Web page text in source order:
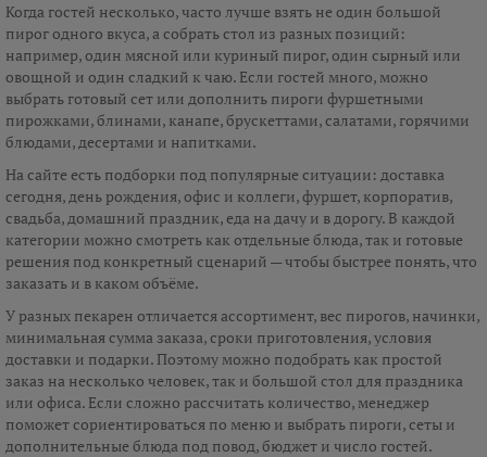
Когда гостей несколько, часто лучше взять не один большой
пирог одного вкуса, а собрать стол из разных позиций:
например, один мясной или куриный пирог, один сырный или
овощной и один сладкий к чаю. Если гостей много, можно
выбрать готовый сет или дополнить пироги фуршетными
пирожками, блинами, канапе, брускеттами, салатами, горячими
блюдами, десертами и напитками.
На сайте есть подборки под популярные ситуации: доставка
сегодня, день рождения, офис и коллеги, фуршет, корпоратив,
свадьба, домашний праздник, еда на дачу и в дорогу. В каждой
категории можно смотреть как отдельные блюда, так и готовые
решения под конкретный сценарий — чтобы быстрее понять, что
заказать и в каком объёме.
У разных пекарен отличается ассортимент, вес пирогов, начинки,
минимальная сумма заказа, сроки приготовления, условия
доставки и подарки. Поэтому можно подобрать как простой
заказ на несколько человек, так и большой стол для праздника
или офиса. Если сложно рассчитать количество, менеджер
поможет сориентироваться по меню и выбрать пироги, сеты и
дополнительные блюда под повод, бюджет и число гостей.